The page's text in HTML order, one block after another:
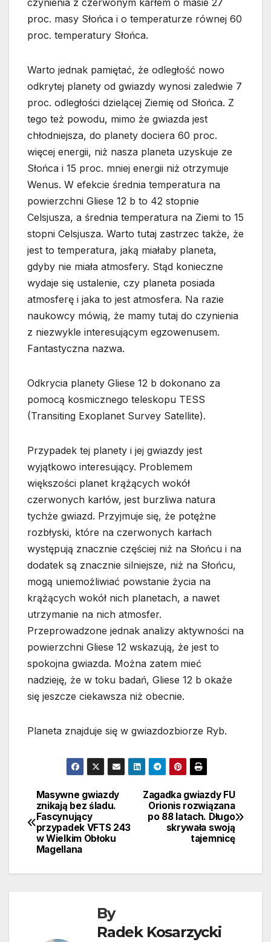
czynienia z czerwonym karłem o masie 27
proc. masy Słońca i o temperaturze równej 60
proc. temperatury Słońca.
Warto jednak pamiętać, że odległość nowo
odkrytej planety od gwiazdy wynosi zaledwie 7
proc. odległości dzielącej Ziemię od Słońca. Z
tego też powodu, mimo że gwiazda jest
chłodniejsza, do planety dociera 60 proc.
więcej energii, niż nasza planeta uzyskuje ze
Słońca i 15 proc. mniej energii niż otrzymuje
Wenus. W efekcie średnia temperatura na
powierzchni Gliese 12 b to 42 stopnie
Celsjusza, a średnia temperatura na Ziemi to 15
stopni Celsjusza. Warto tutaj zastrzec także, że
jest to temperatura, jaką miałaby planeta,
gdyby nie miała atmosfery. Stąd konieczne
wydaje się ustalenie, czy planeta posiada
atmosferę i jaka to jest atmosfera. Na razie
naukowcy mówią, że mamy tutaj do czynienia
z niezwykle interesującym egzowenusem.
Fantastyczna nazwa.
Odkrycia planety Gliese 12 b dokonano za
pomocą kosmicznego teleskopu TESS
(Transiting Exoplanet Survey Satellite).
Przypadek tej planety i jej gwiazdy jest
wyjątkowo interesujący. Problemem
większości planet krążących wokół
czerwonych karłów, jest burzliwa natura
tychże gwiazd. Przyjmuje się, że potężne
rozbłyski, które na czerwonych karłach
występują znacznie częściej niż na Słońcu i na
dodatek są znacznie silniejsze, niż na Słońcu,
mogą uniemożliwiać powstanie życia na
krążących wokół nich planetach, a nawet
utrzymanie na nich atmosfer.
Przeprowadzone jednak analizy aktywności na
powierzchni Gliese 12 wskazują, że jest to
spokojna gwiazda. Można zatem mieć
nadzieję, że w toku badań, Gliese 12 b okaże
się jeszcze ciekawsza niż obecnie.
Planeta znajduje się w gwiazdozbiorze Ryb.
Nawigacja
wpisu
Zagadka gwiazdy FU
Orionis rozwiązana
po 88 latach. Długo
skrywała swoją
tajemnicę
Masywne gwiazdy
znikają bez śladu.
Fascynujący
przypadek VFTS 243
w Wielkim Obłoku
Magellana
By
Radek Kosarzycki